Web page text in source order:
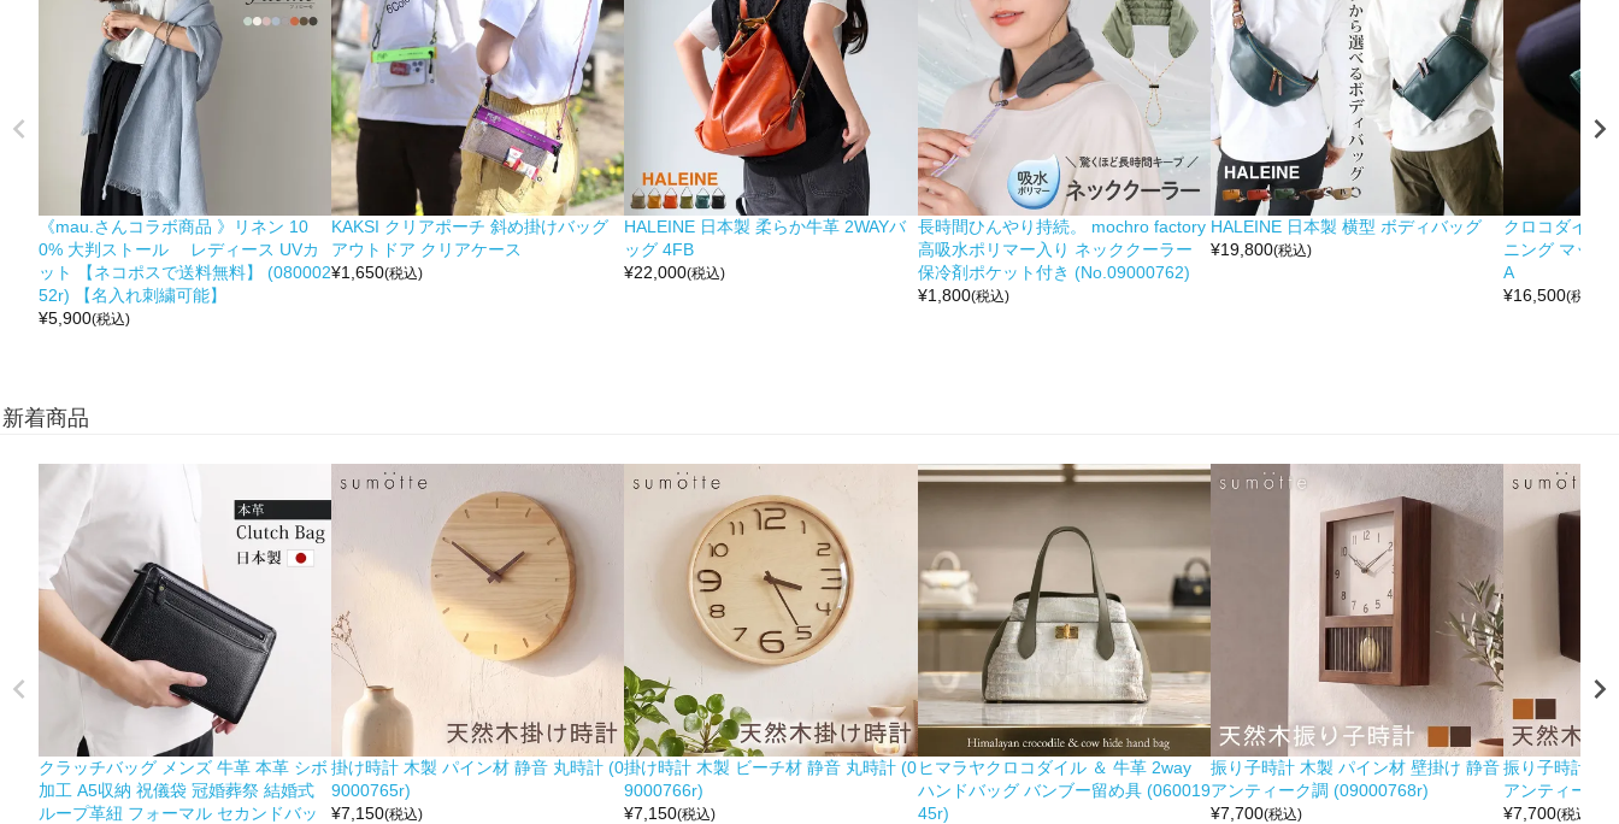
《mau.さんコラボ商品 》リネン 10
0% 大判ストール レディース UVカ
ット 【ネコポスで送料無料】 (080002
52r) 【名入れ刺繍可能】
¥5,900(税込)
KAKSI クリアポーチ 斜め掛けバッグ
アウトドア クリアケース
¥1,650(税込)
HALEINE 日本製 柔らか牛革 2WAYバ
ッグ 4FB
¥22,000(税込)
長時間ひんやり持続。 mochro factory
高吸水ポリマー入り ネッククーラー
保冷剤ポケット付き (No.09000762)
¥1,800(税込)
HALEINE 日本製 横型 ボディバッグ
¥19,800(税込)
クロコダイル
ニング マット
A
¥16,500(税込)
新着商品
クラッチバッグ メンズ 牛革 本革 シボ
加工 A5収納 祝儀袋 冠婚葬祭 結婚式
ループ革紐 フォーマル セカンドバッ
掛け時計 木製 パイン材 静音 丸時計 (0
9000765r)
¥7,150(税込)
掛け時計 木製 ビーチ材 静音 丸時計 (0
9000766r)
¥7,150(税込)
ヒマラヤクロコダイル ＆ 牛革 2way
ハンドバッグ バンブー留め具 (060019
45r)
振り子時計 木製 パイン材 壁掛け 静音
アンティーク調 (09000768r)
¥7,700(税込)
振り子時計 木
アンティーク
¥7,700(税込)